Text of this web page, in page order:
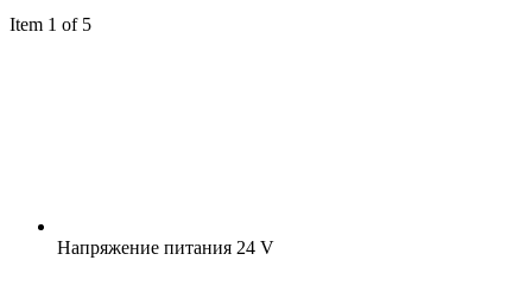
Item 1 of 5
Напряжение питания 24 V